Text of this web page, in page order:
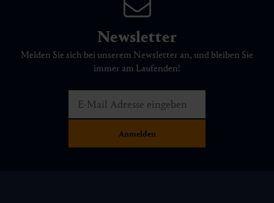
Newsletter
Melden Sie sich bei unserem Newsletter an, und bleiben Sie
immer am Laufenden!